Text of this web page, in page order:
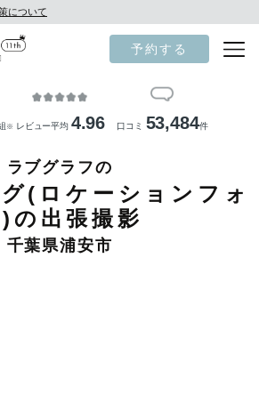
について
予約する
※ レビュー平均 4.96 口コミ 53,484件
ラブグラフの
(ロケーションフォ
)の出張撮影
千葉県浦安市